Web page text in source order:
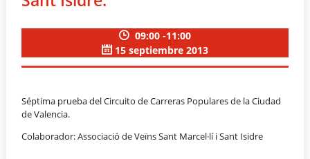
09:00 -11:00
15 septiembre 2013
Séptima prueba del Circuito de Carreras Populares de la Ciudad
de Valencia.
Colaborador: Associació de Veïns Sant Marcel·lí i Sant Isidre